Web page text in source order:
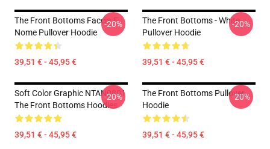
The Front Bottoms Faccia E
Nome Pullover Hoodie
39,51 € - 45,95 €
-20%
The Front Bottoms - White
Pullover Hoodie
39,51 € - 45,95 €
-20%
Soft Color Graphic NTAN0801
The Front Bottoms Hoodies
39,51 € - 45,95 €
-20%
The Front Bottoms Pullover
Hoodie
39,51 € - 45,95 €
-20%